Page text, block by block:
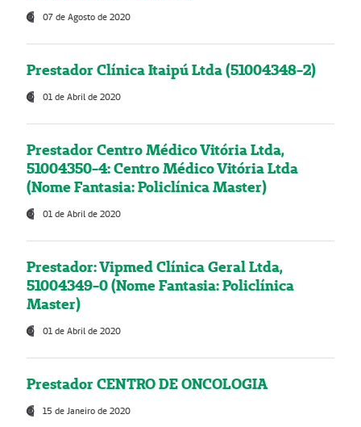
07 de Agosto de 2020
Prestador Clínica Itaipú Ltda (51004348-2)
01 de Abril de 2020
Prestador Centro Médico Vitória Ltda,
51004350-4: Centro Médico Vitória Ltda
(Nome Fantasia: Policlínica Master)
01 de Abril de 2020
Prestador: Vipmed Clínica Geral Ltda,
51004349-0 (Nome Fantasia: Policlínica
Master)
01 de Abril de 2020
Prestador CENTRO DE ONCOLOGIA
15 de Janeiro de 2020